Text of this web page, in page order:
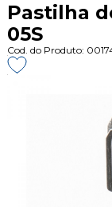
Pastilha
05S
Cod. do Produto: